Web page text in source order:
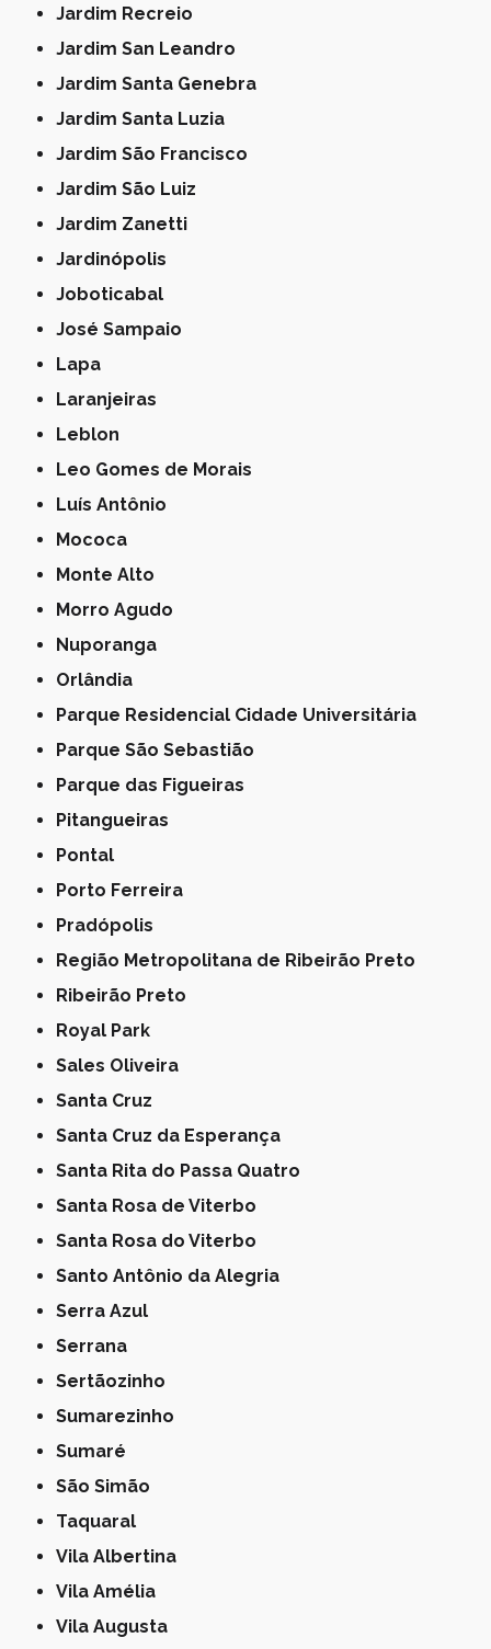
Jardim Recreio
Jardim San Leandro
Jardim Santa Genebra
Jardim Santa Luzia
Jardim São Francisco
Jardim São Luiz
Jardim Zanetti
Jardinópolis
Joboticabal
José Sampaio
Lapa
Laranjeiras
Leblon
Leo Gomes de Morais
Luís Antônio
Mococa
Monte Alto
Morro Agudo
Nuporanga
Orlândia
Parque Residencial Cidade Universitária
Parque São Sebastião
Parque das Figueiras
Pitangueiras
Pontal
Porto Ferreira
Pradópolis
Região Metropolitana de Ribeirão Preto
Ribeirão Preto
Royal Park
Sales Oliveira
Santa Cruz
Santa Cruz da Esperança
Santa Rita do Passa Quatro
Santa Rosa de Viterbo
Santa Rosa do Viterbo
Santo Antônio da Alegria
Serra Azul
Serrana
Sertãozinho
Sumarezinho
Sumaré
São Simão
Taquaral
Vila Albertina
Vila Amélia
Vila Augusta